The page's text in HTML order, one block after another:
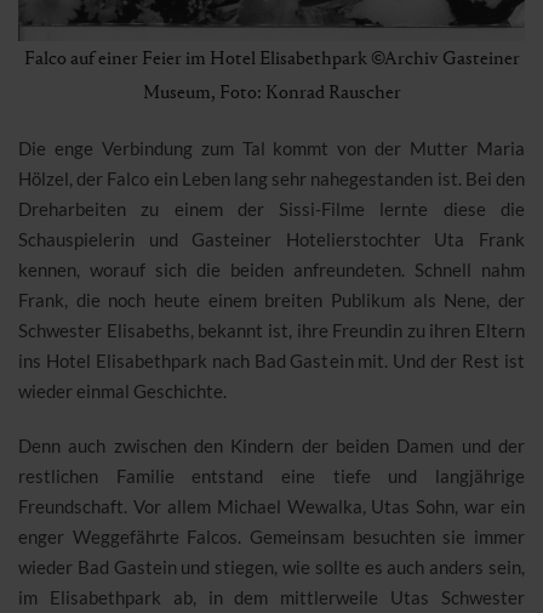
Falco auf einer Feier im Hotel Elisabethpark ©Archiv Gasteiner
Museum, Foto: Konrad Rauscher
Die enge Verbindung zum Tal kommt von der Mutter Maria
Hölzel, der Falco ein Leben lang sehr nahegestanden ist. Bei den
Dreharbeiten zu einem der Sissi-Filme lernte diese die
Schauspielerin und Gasteiner Hotelierstochter Uta Frank
kennen, worauf sich die beiden anfreundeten. Schnell nahm
Frank, die noch heute einem breiten Publikum als Nene, der
Schwester Elisabeths, bekannt ist, ihre Freundin zu ihren Eltern
ins Hotel Elisabethpark nach Bad Gastein mit. Und der Rest ist
wieder einmal Geschichte.
Denn auch zwischen den Kindern der beiden Damen und der
restlichen Familie entstand eine tiefe und langjährige
Freundschaft. Vor allem Michael Wewalka, Utas Sohn, war ein
enger Weggefährte Falcos. Gemeinsam besuchten sie immer
wieder Bad Gastein und stiegen, wie sollte es auch anders sein,
im Elisabethpark ab, in dem mittlerweile Utas Schwester